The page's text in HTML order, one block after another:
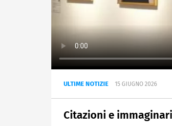
ULTIME NOTIZIE 15 GIUGNO 2026
Citazioni e